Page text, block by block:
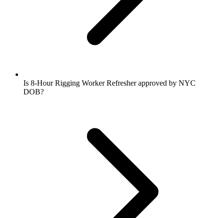
Is 8-Hour Rigging Worker Refresher approved by NYC
DOB?